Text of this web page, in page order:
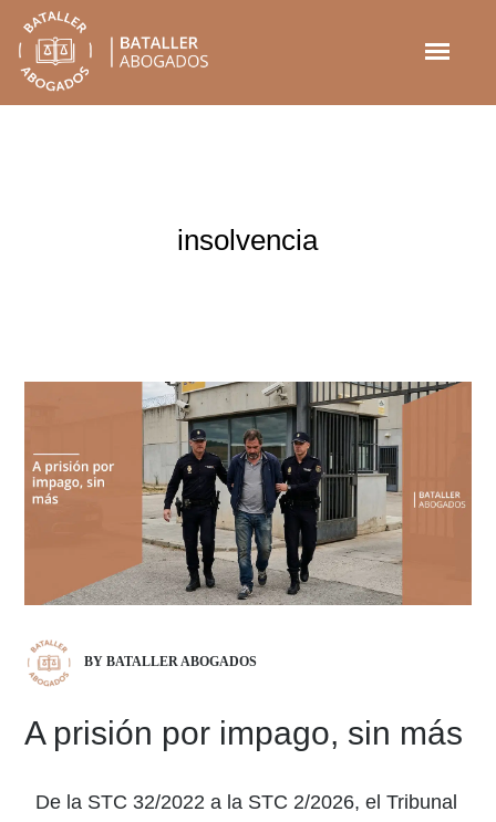
insolvencia
BY BATALLER ABOGADOS
A prisión por impago, sin más
De la STC 32/2022 a la STC 2/2026, el Tribunal